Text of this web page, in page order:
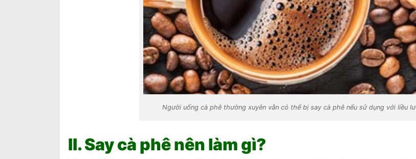
Người uống cà phê thường xuyên vẫn có thể bị say cà phê nếu sử dụng với liều
II. Say cà phê nên làm gì?